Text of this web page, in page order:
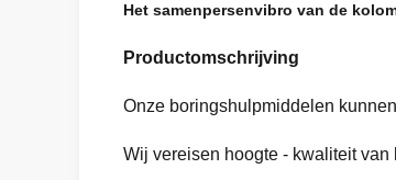
Het samenpersenvibro van de
Productomschrijving
Onze boringshulpmiddelen
Wij vereisen hoogte - kwaliteit